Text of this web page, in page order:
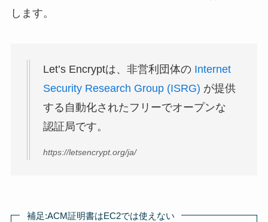
します。
Let’s Encryptは、非営利団体の Internet
Security Research Group (ISRG) が提供
する自動化されたフリーでオープンな
認証局です。
https://letsencrypt.org/ja/
補足:ACM証明書はEC2では使えない